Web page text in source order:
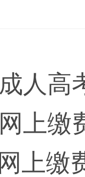
人高
上缴
上缴